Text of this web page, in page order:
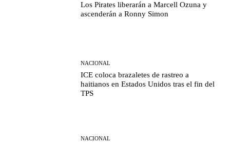
Los Pirates liberarán a Marcell Ozuna y
ascenderán a Ronny Simon
NACIONAL
ICE coloca brazaletes de rastreo a
haitianos en Estados Unidos tras el fin del
TPS
NACIONAL